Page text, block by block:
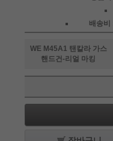
배송비
WE M45A1 탠칼라 가스
핸드건-리얼 마킹